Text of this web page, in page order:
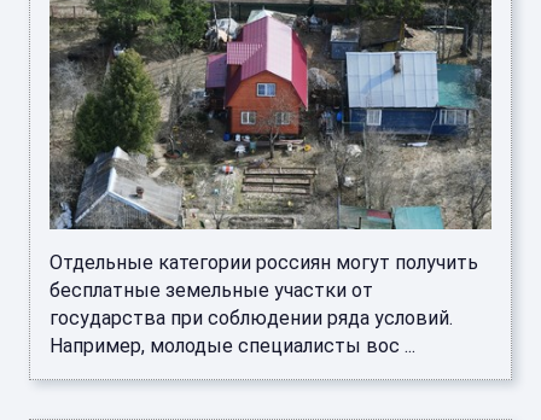
Отдельные категории россиян могут получить
бесплатные земельные участки от
государства при соблюдении ряда условий.
Например, молодые специалисты вос ...